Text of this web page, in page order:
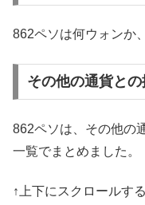
862ペソは何ウォンか
その他の通貨との
862ペソは、その他の
一覧でまとめました。
↑上下にスクロールす